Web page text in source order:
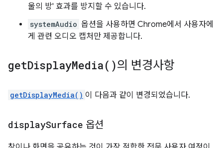
울의 방' 효과를 방지할 수 있습니다.
systemAudio 옵션을 사용하면 Chrome에서 사용자에
게 관련 오디오 캡처만 제공합니다.
getDisplayMedia( )의 변경사항
getDisplayMedia() 이 다음과 같이 변경되었습니다.
displaySurface 옵션